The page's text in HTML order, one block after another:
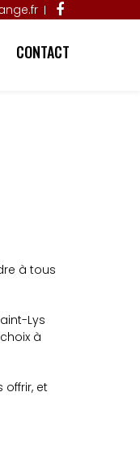
CONTACT
à tous
Lys
à
et